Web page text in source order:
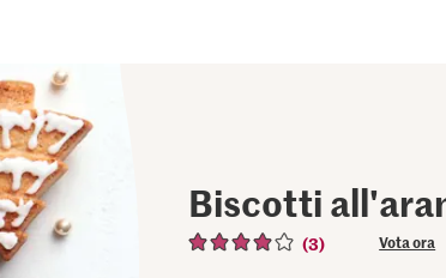
Biscotti
(3) Vota ora